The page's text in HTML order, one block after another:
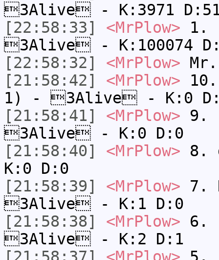
3Alive - K:3971
[22:58:33]
<MrPlow> 1.
3Alive - K:100074
[22:58:32]
<MrPlow>
[21:58:42]
<MrPlow>
1) - 3Alive - K:0
[21:58:41]
<MrPlow> 9.
3Alive - K:0 D:0
[21:58:40]
<MrPlow> 8.
K:0 D:0
[21:58:39]
<MrPlow> 7.
3Alive - K:1 D:0
[21:58:38]
<MrPlow> 6.
3Alive - K:2 D:1